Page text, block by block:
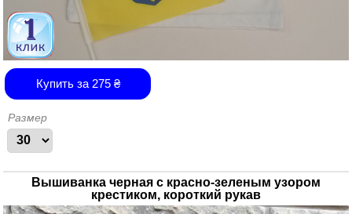
Купить за 275₴
Размер
Вышиванка черная с красно-зеленым узором
крестиком, короткий рукав